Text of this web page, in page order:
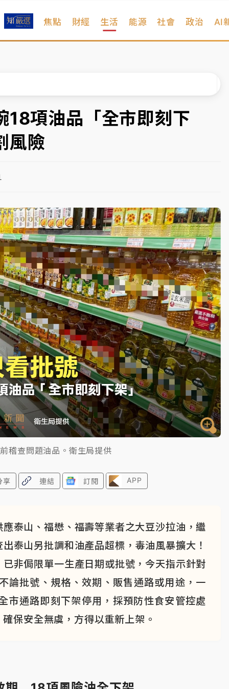
焦點 財經 生活 能源 社會 政治
AI
塞車 周六起展出延長至晚上7時
開羈押庭
面曝光
聲請遭駁 理由曝光
度塞車 周六起展出延長至晚上7時
重開羈押庭
紫」降雨熱區曝
18項油品「全市即刻下
風險
稽查問題油品。衛生局提供
享 連結 訂閱 APP
泰山、福懋、福壽等業者之大豆沙拉油，繼
泰山另批調和油產品超標，毒油風暴擴大！
非侷限單一生產日期或批號，今天指示針對
論批號、規格、效期、販售通路或用途，一
市通路即刻下架停用，採預防性食安管控處
保安全無虞，方得以重新上架。